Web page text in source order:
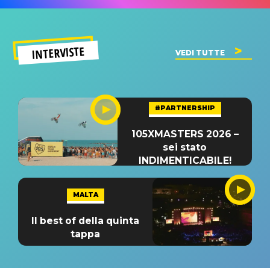
INTERVISTE VEDI TUTTE
#PARTNERSHIP
105XMASTERS 2026 –
sei stato
INDIMENTICABILE!
MALTA
Il best of della quinta
tappa